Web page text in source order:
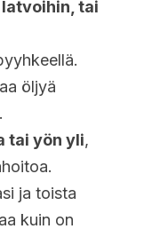
tai
öljyä
tai yön yli,
ja toista
kuin on